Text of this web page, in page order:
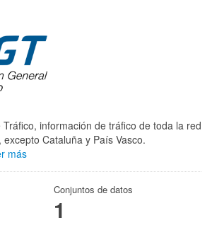
información de tráfico de toda la red
Cataluña y País Vasco.
más
Conjuntos de datos
1